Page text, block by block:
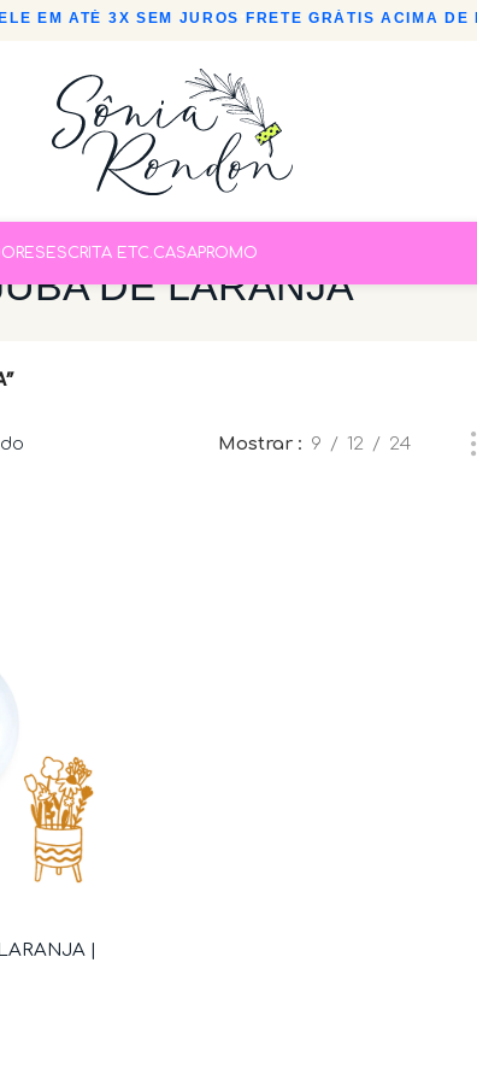
EM ATÉ 3X SEM JUROS•FRETE GRÁTIS ACIMA DE
ESCRITA ETC.CASAPROMO
DE LARANJA
Mostrar 9 12 24
|